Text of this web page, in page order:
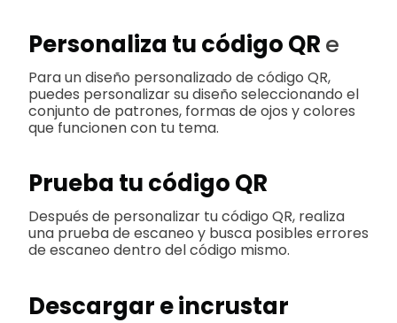
Personaliza tu código QRe
Para un diseño personalizado de código QR,
puedes personalizar su diseño seleccionando el
conjunto de patrones, formas de ojos y colores
que funcionen con tu tema.
Prueba tu código QR
Después de personalizar tu código QR, realiza
una prueba de escaneo y busca posibles errores
de escaneo dentro del código mismo.
Descargar e incrustar